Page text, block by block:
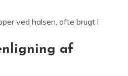
ved halsen, ofte brugt i
af